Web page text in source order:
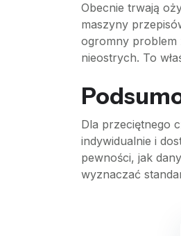
Obecnie trwają
maszyny
ogromny problem
nieostrych. To
Dla przeciętnego
indywidualnie i
pewności, jak
wyznaczać